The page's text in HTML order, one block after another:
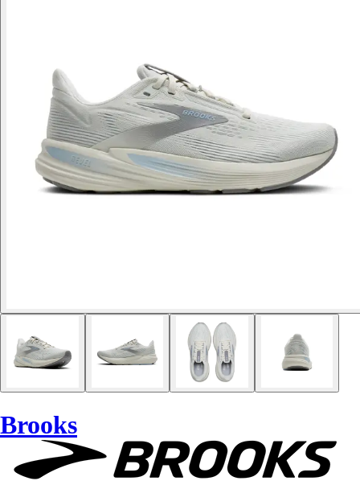
Brooks